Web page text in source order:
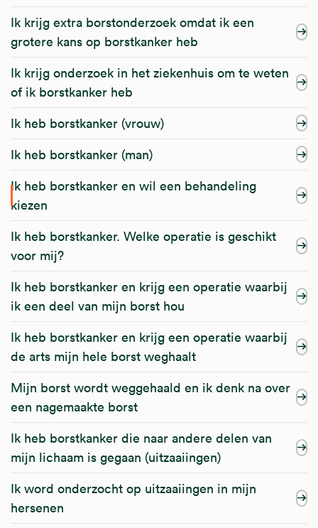
Ik krijg extra borstonderzoek omdat ik een
grotere kans op borstkanker heb
Ik krijg onderzoek in het ziekenhuis om te weten
of ik borstkanker heb
Ik heb borstkanker (vrouw)
Ik heb borstkanker (man)
Ik heb borstkanker en wil een behandeling
kiezen
Ik heb borstkanker. Welke operatie is geschikt
voor mij?
Ik heb borstkanker en krijg een operatie waarbij
ik een deel van mijn borst hou
Ik heb borstkanker en krijg een operatie waarbij
de arts mijn hele borst weghaalt
Mijn borst wordt weggehaald en ik denk na over
een nagemaakte borst
Ik heb borstkanker die naar andere delen van
mijn lichaam is gegaan (uitzaaiingen)
Ik word onderzocht op uitzaaiingen in mijn
hersenen